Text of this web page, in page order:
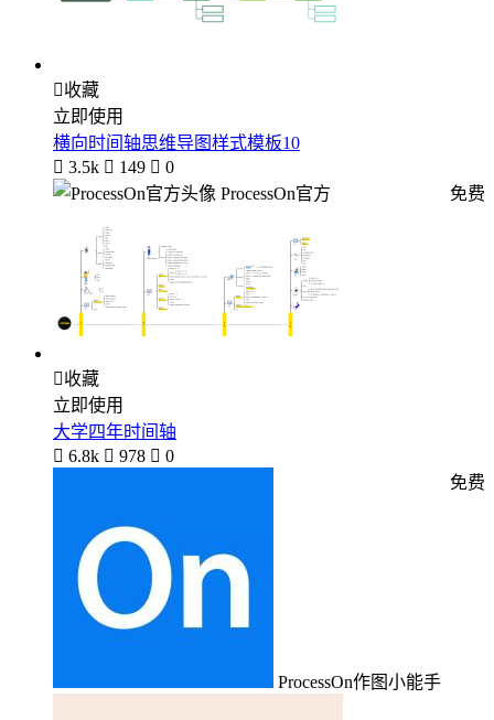
收藏
立即使用
横向时间轴思维导图样式模板10
 3.5k  149  0
ProcessOn官方
免费
收藏
立即使用
大学四年时间轴
 6.8k  978  0
ProcessOn作图小能手
免费